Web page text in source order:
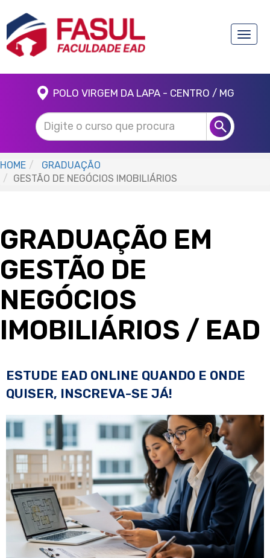
Toggle
POLO VIRGEM DA LAPA - CENTRO / MG
HOME
GRADUAÇÃO
GESTÃO DE NEGÓCIOS IMOBILIÁRIOS
GRADUAÇÃO EM
GESTÃO DE
NEGÓCIOS
IMOBILIÁRIOS / EAD
ESTUDE EAD ONLINE QUANDO E ONDE
QUISER, INSCREVA-SE JÁ!